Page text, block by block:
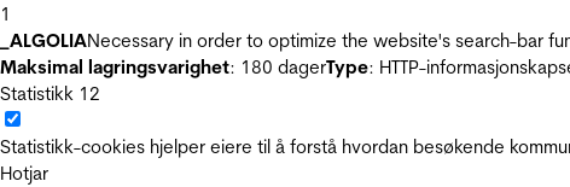
1
_ALGOLIANecessary in order to optimize the website's search-bar
Maksimal lagringsvarighet: 180 dagerType: HTTP-
Statistikk 12
Statistikk-cookies hjelper eiere til å forstå hvordan besøkende
Hotjar